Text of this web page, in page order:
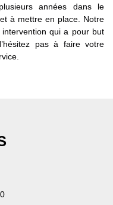
années dans le
à mettre en place. Notre
qui a pour but
pas à faire votre